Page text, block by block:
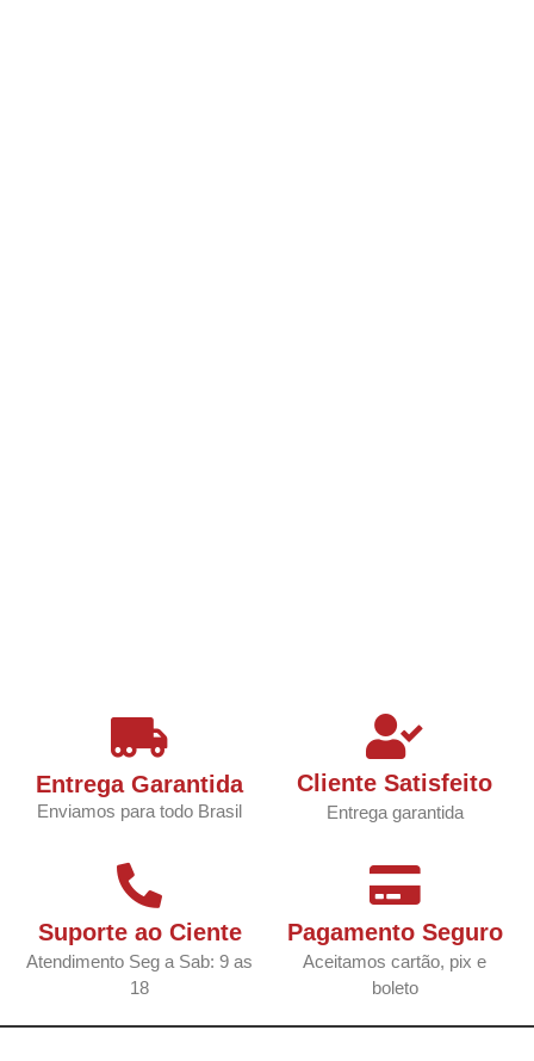
Entrega Garantida
Enviamos para todo Brasil
Cliente Satisfeito
Entrega garantida
Suporte ao Ciente
Atendimento Seg a Sab: 9 as
18
Pagamento Seguro
Aceitamos cartão, pix e
boleto